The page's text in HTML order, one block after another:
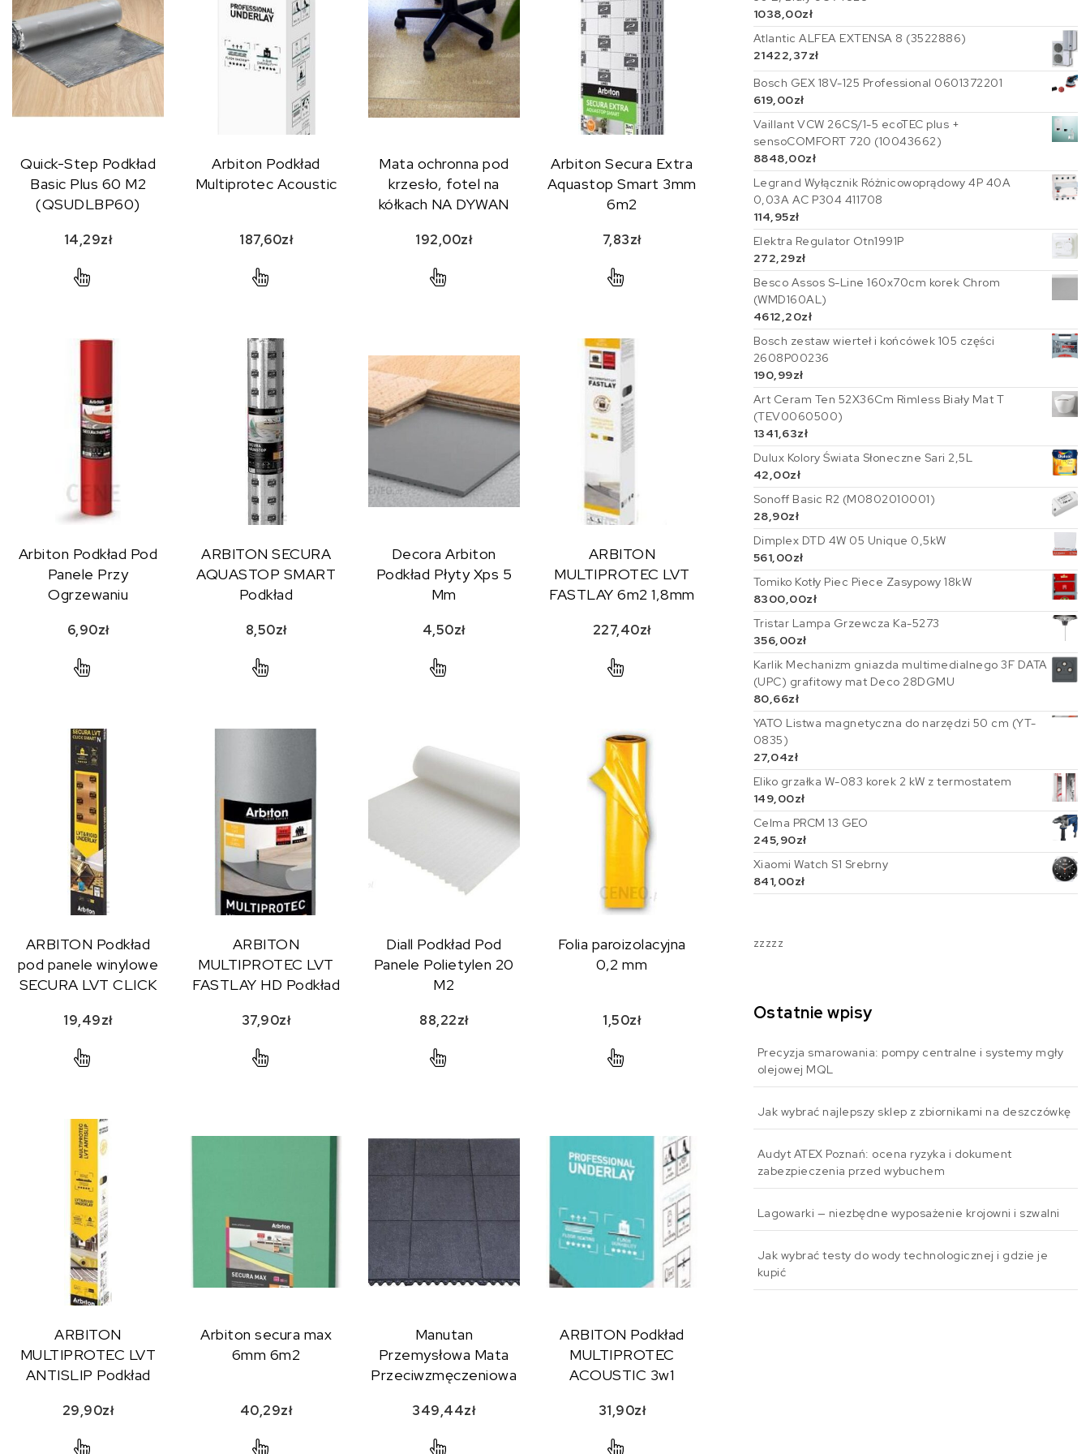
Quick-Step Podkład
Basic Plus 60 M2
(QSUDLBP60)
14,29zł
Arbiton Podkład
Multiprotec Acoustic
187,60zł
Mata ochronna pod
krzesło, fotel na
kółkach NA DYWAN
90x120cm
192,00zł
Arbiton Secura Extra
Aquastop Smart 3mm
6m2
7,83zł
Arbiton Podkład Pod
Panele Przy
Ogrzewaniu
Thermo Xps 1,6 Mm
6,90zł
ARBITON SECURA
AQUASTOP SMART
Podkład
8,50zł
Decora Arbiton
Podkład Płyty Xps 5
Mm
4,50zł
ARBITON
MULTIPROTEC LVT
FASTLAY 6m2 1,8mm
227,40zł
ARBITON Podkład
pod panele winylowe
SECURA LVT CLICK
19,49zł
ARBITON
MULTIPROTEC LVT
FASTLAY HD Podkład
winylowe
37,90zł
Diall Podkład Pod
Panele Polietylen 20
M2
88,22zł
Folia paroizolacyjna
0,2 mm
1,50zł
ARBITON
MULTIPROTEC LVT
ANTISLIP Podkład
29,90zł
Arbiton secura max
6mm 6m2
40,29zł
Manutan
Przemysłowa Mata
Przeciwzmęczeniowa
349,44zł
ARBITON Podkład
MULTIPROTEC
ACOUSTIC 3w1
31,90zł
1038,00zł
Atlantic ALFEA EXTENSA 8 (3522886)
21422,37zł
Bosch GEX 18V-125 Professional 0601372201
619,00zł
Vaillant VCW 26CS/1-5 ecoTEC plus +
sensoCOMFORT 720 (10043662)
8848,00zł
Legrand Wyłącznik Różnicowoprądowy 4P 40A
0,03A AC P304 411708
114,95zł
Elektra Regulator Otn1991P
272,29zł
Besco Assos S-Line 160x70cm korek Chrom
(WMD160AL)
4612,20zł
Bosch zestaw wierteł i końcówek 105 części
2608P00236
190,99zł
Art Ceram Ten 52X36Cm Rimless Biały Mat T
(TEV0060500)
1341,63zł
Dulux Kolory Świata Słoneczne Sari 2,5L
42,00zł
Sonoff Basic R2 (M0802010001)
28,90zł
Dimplex DTD 4W 05 Unique 0,5kW
561,00zł
Tomiko Kotły Piec Piece Zasypowy 18kW
8300,00zł
Tristar Lampa Grzewcza Ka-5273
356,00zł
Karlik Mechanizm gniazda multimedialnego 3F DATA
(UPC) grafitowy mat Deco 28DGMU
80,66zł
YATO Listwa magnetyczna do narzędzi 50 cm (YT-
0835)
27,04zł
Eliko grzałka W-083 korek 2 kW z termostatem
149,00zł
Celma PRCM 13 GEO
245,90zł
Xiaomi Watch S1 Srebrny
841,00zł
zzzzz
Ostatnie wpisy
Precyzja smarowania: pompy centralne i systemy mgły
olejowej MQL
Jak wybrać najlepszy sklep z zbiornikami na deszczówkę
Audyt ATEX Poznań: ocena ryzyka i dokument
zabezpieczenia przed wybuchem
Lagowarki — niezbędne wyposażenie krojowni i szwalni
Jak wybrać testy do wody technologicznej i gdzie je
kupić